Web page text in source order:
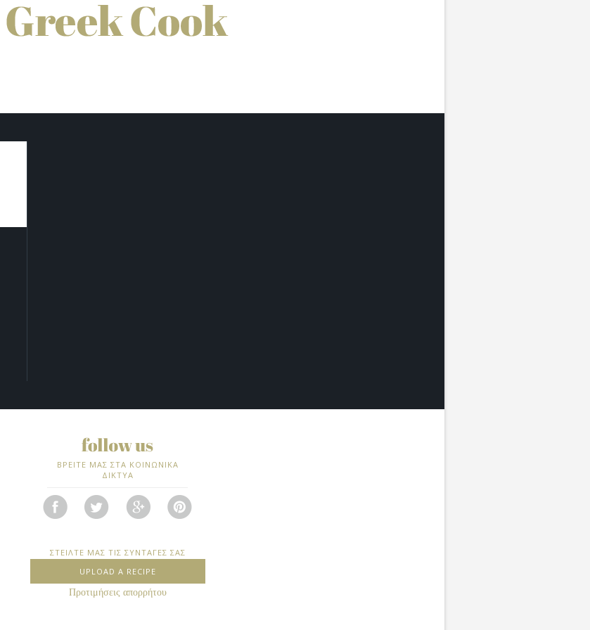
ΒΡΕΙΤΕ ΜΑΣ ΣΤΑ ΚΟΙΝΩΝΙΚΑ
ΔΙΚΤΥΑ
ΣΤΕΙΛΤΕ ΜΑΣ ΤΙΣ ΣΥΝΤΑΓΕΣ ΣΑΣ
UPLOAD A RECIPE
Προτιμήσεις απορρήτου